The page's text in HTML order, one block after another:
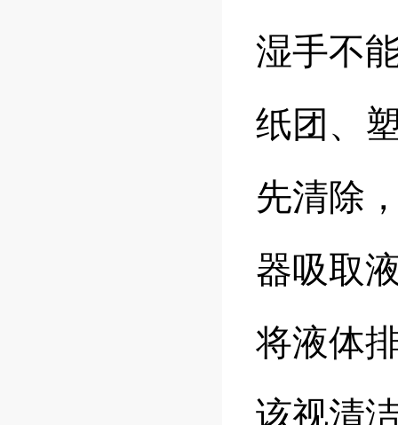
湿手不
纸团、
先清除
器吸取
将液体
该视清